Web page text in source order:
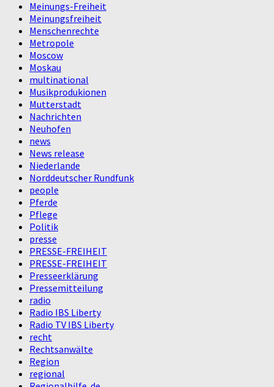
Meinungs-Freiheit
Meinungsfreiheit
Menschenrechte
Metropole
Moscow
Moskau
multinational
Musikprodukionen
Mutterstadt
Nachrichten
Neuhofen
news
News release
Niederlande
Norddeutscher Rundfunk
people
Pferde
Pflege
Politik
presse
PRESSE-FREIHEIT
PRESSE-FREIHEIT
Presseerklärung
Pressemitteilung
radio
Radio IBS Liberty
Radio TV IBS Liberty
recht
Rechtsanwälte
Region
regional